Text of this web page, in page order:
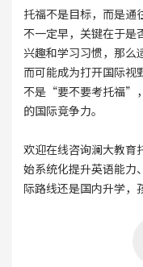
托福不是目标，而是通
不一定早，关键在于是
兴趣和学习习惯，那么
而可能成为打开国际视
不是“要不要考托福”
的国际竞争力。
欢迎在线咨询澜大教育
始系统化提升英语能力
际路线还是国内升学，